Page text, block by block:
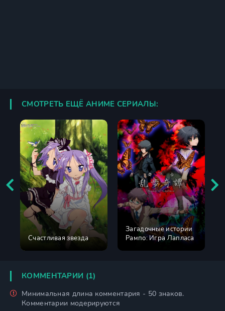
СМОТРЕТЬ ЕЩЁ АНИМЕ СЕРИАЛЫ:
Счастливая звезда
Загадочные истории
Рампо: Игра Лапласа
КОММЕНТАРИИ (1)
Минимальная длина комментария - 50 знаков.
Комментарии модерируются